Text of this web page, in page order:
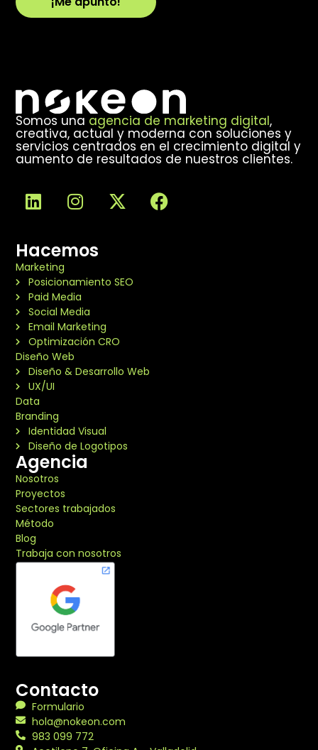
Somos una agencia de marketing digital,
creativa, actual y moderna con soluciones y
servicios centrados en el crecimiento digital y
aumento de resultados de nuestros clientes.
Hacemos
Marketing
Posicionamiento SEO
Paid Media
Social Media
Email Marketing
Optimización CRO
Diseño Web
Diseño & Desarrollo Web
UX/UI
Data
Branding
Identidad Visual
Diseño de Logotipos
Agencia
Nosotros
Proyectos
Sectores trabajados
Método
Blog
Trabaja con nosotros
Contacto
Formulario
hola@nokeon.com
983 099 772